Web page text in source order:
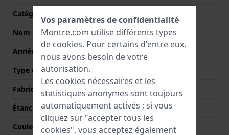
Catégorie
Nom
ICE Steel Solar
Année
2024 Automne / Hiver
Type d'affichage
Fabriqué en Suisse
Étanchéité
10 Bar (nager)
Couleur du cadran
Vert
Vos paramètres de confidentialité
Montre.com utilise différents types
de cookies. Pour certains d'entre eux,
nous avons besoin de votre
autorisation.
Les cookies nécessaires et les
statistiques anonymes sont toujours
automatiquement activés ; si vous
cliquez sur "accepter tous les
cookies", vous acceptez également